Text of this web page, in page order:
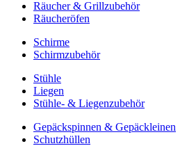
Räucher & Grillzubehör
Räucheröfen
Schirme
Schirmzubehör
Stühle
Liegen
Stühle- & Liegenzubehör
Gepäckspinnen & Gepäckleinen
Schutzhüllen